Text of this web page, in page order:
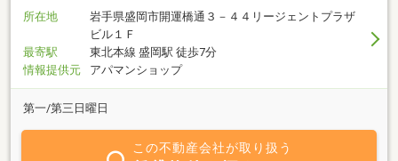
所在地
岩手県盛岡市開運橋通３－４４リージェントプラザ
ビル１Ｆ
最寄駅
東北本線 盛岡駅 徒歩7分
情報提供元
アパマンショップ
第一/第三日曜日
この不動産会社が取り扱う